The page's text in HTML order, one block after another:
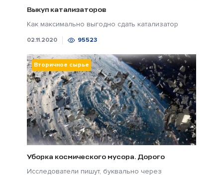
Выкуп катализаторов
Как максимально выгодно сдать катализатор
02.11.2020 95523
Вторичное сырье
Уборка космического мусора. Дорого
Исследователи пишут, буквально через